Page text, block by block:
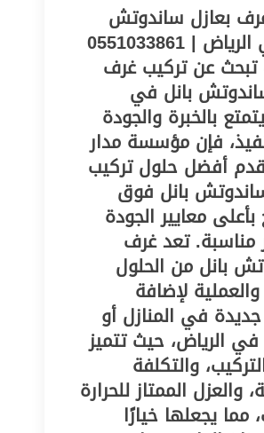
بعازل ساندوتش
بانل في الرياض | 0551033861
تبحث عن تركيب غرف
بانل في
بالخبرة والجودة
فإن مؤسسة مدار
أفضل حلول تركيب
بانل فوق
معايير الجودة
مناسبة. تعد غرف
بانل من الحلول
لإضافة
في المنازل أو
في الرياض، حيث تتميز
والتكلفة
والعزل الممتاز للحرارة
مما يجعلها خيارًا